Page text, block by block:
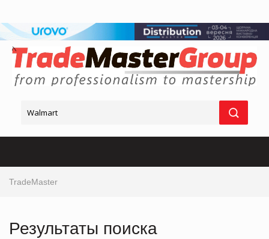
TradeMaster
Результаты поиска